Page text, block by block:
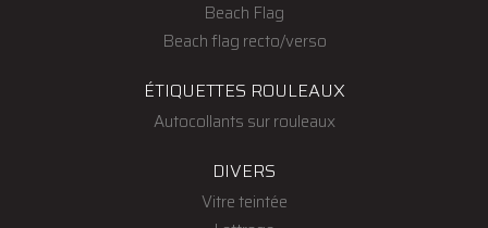
Beach Flag
Beach flag recto/verso
ÉTIQUETTES ROULEAUX
Autocollants sur rouleaux
DIVERS
Vitre teintée